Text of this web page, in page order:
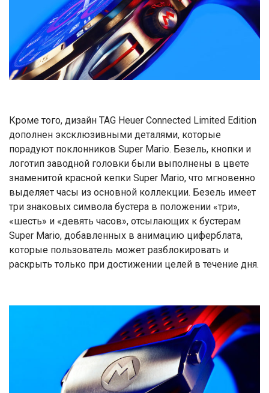
Кроме того, дизайн TAG Heuer Connected Limited Edition
дополнен эксклюзивными деталями, которые
порадуют поклонников Super Mario. Безель, кнопки и
логотип заводной головки были выполнены в цвете
знаменитой красной кепки Super Mario, что мгновенно
выделяет часы из основной коллекции. Безель имеет
три знаковых символа бустера в положении «три»,
«шесть» и «девять часов», отсылающих к бустерам
Super Mario, добавленных в анимацию циферблата,
которые пользователь может разблокировать и
раскрыть только при достижении целей в течение дня.